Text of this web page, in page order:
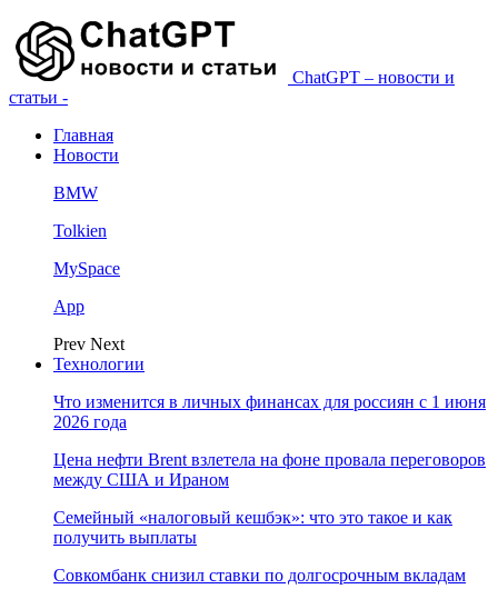
ChatGPT – новости и
статьи -
Главная
Новости
BMW
Tolkien
MySpace
App
Prev Next
Технологии
Что изменится в личных финансах для россиян с 1 июня
2026 года
Цена нефти Brent взлетела на фоне провала переговоров
между США и Ираном
Семейный «налоговый кешбэк»: что это такое и как
получить выплаты
Совкомбанк снизил ставки по долгосрочным вкладам